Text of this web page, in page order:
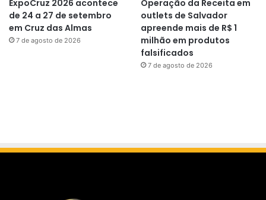
ExpoCruz 2026 acontece
de 24 a 27 de setembro
em Cruz das Almas
7 de agosto de 2026
Operação da Receita em
outlets de Salvador
apreende mais de R$ 1
milhão em produtos
falsificados
7 de agosto de 2026